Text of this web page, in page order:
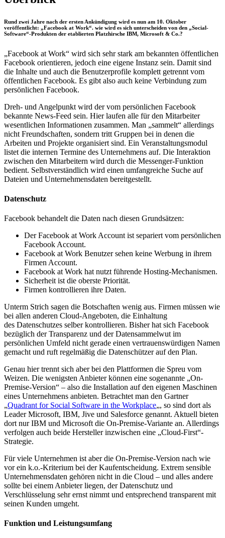
Rund zwei Jahre nach der ersten Ankündigung wird es nun am 10. Oktober
veröffentlicht: „Facebook at Work“. wie wird es sich unterscheiden von den „Social-
Software“-Produkten der etablierten Platzhirsche IBM, Microsoft & Co.?
„Facebook at Work“ wird sich sehr stark am bekannten öffentlichen
Facebook orientieren, jedoch eine eigene Instanz sein. Damit sind
die Inhalte und auch die Benutzerprofile komplett getrennt vom
öffentlichen Facebook. Es gibt also auch keine Verbindung zum
persönlichen Facebook.
Dreh- und Angelpunkt wird der vom persönlichen Facebook
bekannte News-Feed sein. Hier laufen alle für den Mitarbeiter
wesentlichen Informationen zusammen. Man „sammelt“ allerdings
nicht Freundschaften, sondern tritt Gruppen bei in denen die
Arbeiten und Projekte organisiert sind. Ein Veranstaltungsmodul
listet die internen Termine des Unternehmens auf. Die Interaktion
zwischen den Mitarbeitern wird durch die Messenger-Funktion
bedient. Selbstverständlich wird einen umfangreiche Suche auf
Dateien und Unternehmensdaten bereitgestellt.
Datenschutz
Facebook behandelt die Daten nach diesen Grundsätzen:
Der Facebook at Work Account ist separiert vom persönlichen
Facebook Account.
Facebook at Work Benutzer sehen keine Werbung in ihrem
Firmen Account.
Facebook at Work hat nutzt führende Hosting-Mechanismen.
Sicherheit ist die oberste Priorität.
Firmen kontrollieren ihre Daten.
Unterm Strich sagen die Botschaften wenig aus. Firmen müssen wie
bei allen anderen Cloud-Angeboten, die Einhaltung
des Datenschutzes selber kontrollieren. Bisher hat sich Facebook
bezüglich der Transparenz und der Datensammelwut im
persönlichen Umfeld nicht gerade einen vertrauenswürdigen Namen
gemacht und ruft regelmäßig die Datenschützer auf den Plan.
Genau hier trennt sich aber bei den Plattformen die Spreu vom
Weizen. Die wenigsten Anbieter können eine sogenannte „On-
Premise-Version“ – also die Installation auf den eigenen Maschinen
eines Unternehmens anbieten. Betrachtet man den Gartner
„Quadrant for Social Software in the Workplace„, so sind dort als
Leader Microsoft, IBM, Jive und Salesforce genannt. Aktuell bieten
dort nur IBM und Microsoft die On-Premise-Variante an. Allerdings
verfolgen auch beide Hersteller inzwischen eine „Cloud-First“-
Strategie.
Für viele Unternehmen ist aber die On-Premise-Version nach wie
vor ein k.o.-Kriterium bei der Kaufentscheidung. Extrem sensible
Unternehmensdaten gehören nicht in die Cloud – und alles andere
sollte bei einem Anbieter liegen, der Datenschutz und
Verschlüsselung sehr ernst nimmt und entsprechend transparent mit
seinen Kunden umgeht.
Funktion und Leistungsumfang